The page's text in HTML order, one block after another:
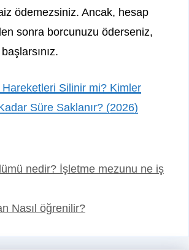
ödemezsiniz. Ancak, hesap
sonra borcunuzu öderseniz,
Silinir mi? Kimler
Süre Saklanır? (2026)
nedir? İşletme mezunu ne iş
Nasıl öğrenilir?